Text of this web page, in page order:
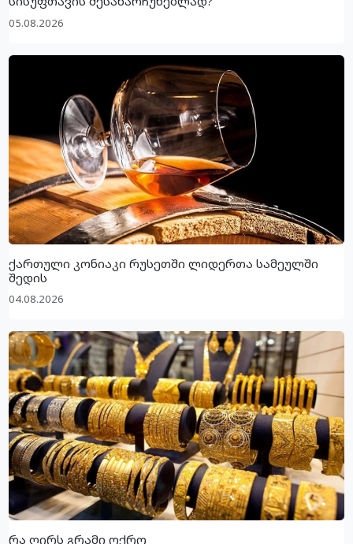
05.08.2026
ქართული კონიაკი რუსეთში ლიდერთა სამეულში
შედის
04.08.2026
რა ღირს გრამი ოქრო